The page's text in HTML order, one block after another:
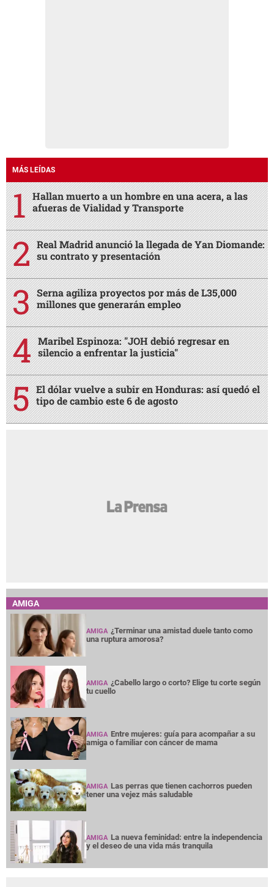
MÁS LEÍDAS
Hallan muerto a un hombre en una acera, a las
afueras de Vialidad y Transporte
Real Madrid anunció la llegada de Yan Diomande:
su contrato y presentación
Serna agiliza proyectos por más de L35,000
millones que generarán empleo
Maribel Espinoza: "JOH debió regresar en
silencio a enfrentar la justicia"
El dólar vuelve a subir en Honduras: así quedó el
tipo de cambio este 6 de agosto
AMIGA
AMIGA ¿Terminar una amistad duele tanto como
una ruptura amorosa?
AMIGA ¿Cabello largo o corto? Elige tu corte según
tu cuello
AMIGA Entre mujeres: guía para acompañar a su
amiga o familiar con cáncer de mama
AMIGA Las perras que tienen cachorros pueden
tener una vejez más saludable
AMIGA La nueva feminidad: entre la independencia
y el deseo de una vida más tranquila